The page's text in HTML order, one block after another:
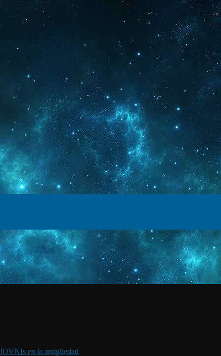
OVNIs en la antigüedad